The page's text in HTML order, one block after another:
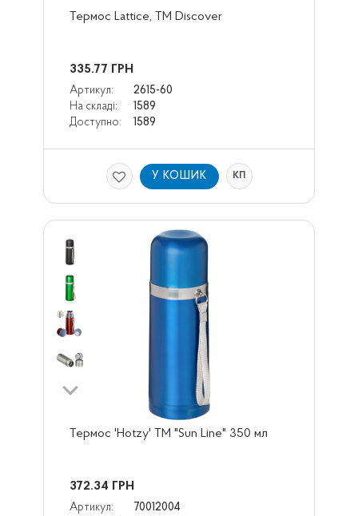
Термос Lattice, ТМ Discover
335.77 ГРН
Артикул:
2615-60
На складі:
1589
Доступно:
1589
У КОШИК КП
Термос 'Hotzy' ТМ "Sun Line" 350 мл
372.34 ГРН
Артикул:
70012004